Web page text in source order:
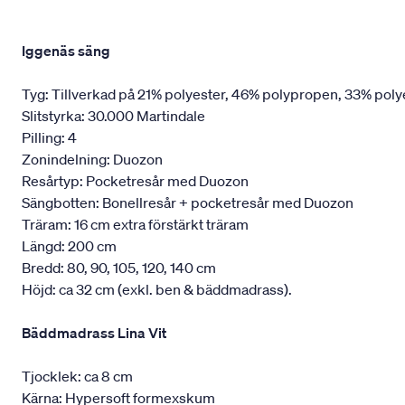
Iggenäs säng
Tyg: Tillverkad på 21% polyester, 46% polypropen, 33%
Slitstyrka: 30.000 Martindale
Pilling: 4
Zonindelning: Duozon
Resårtyp: Pocketresår med Duozon
Sängbotten: Bonellresår + pocketresår med Duozon
Träram: 16 cm extra förstärkt träram
Längd: 200 cm
Bredd: 80, 90, 105, 120, 140 cm
Höjd: ca 32 cm (exkl. ben & bäddmadrass).
Bäddmadrass Lina Vit
Tjocklek: ca 8 cm
Kärna: Hypersoft formexskum